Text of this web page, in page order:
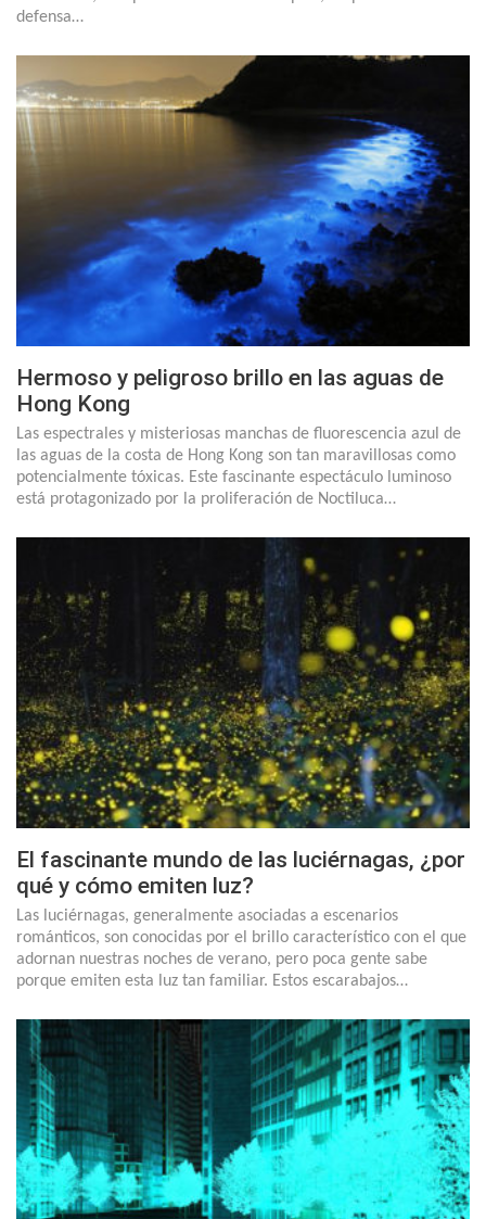
defensa…
Hermoso y peligroso brillo en las aguas de
Hong Kong
Las espectrales y misteriosas manchas de fluorescencia azul de
las aguas de la costa de Hong Kong son tan maravillosas como
potencialmente tóxicas. Este fascinante espectáculo luminoso
está protagonizado por la proliferación de Noctiluca…
El fascinante mundo de las luciérnagas, ¿por
qué y cómo emiten luz?
Las luciérnagas, generalmente asociadas a escenarios
románticos, son conocidas por el brillo característico con el que
adornan nuestras noches de verano, pero poca gente sabe
porque emiten esta luz tan familiar. Estos escarabajos…